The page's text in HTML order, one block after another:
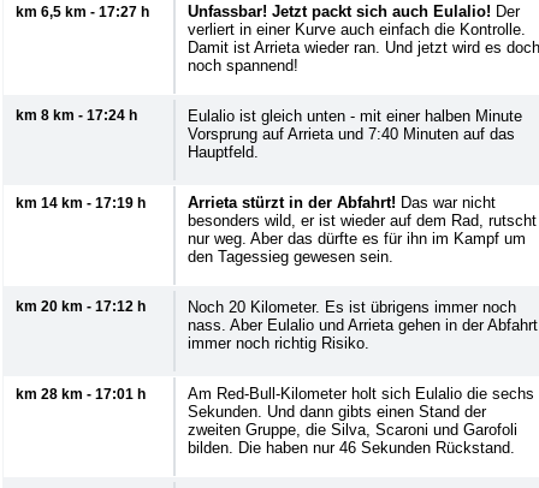
km 6,5 km - 17:27 h Unfassbar! Jetzt packt sich auch Eulalio! Der
verliert in einer Kurve auch einfach die Kontrolle.
Damit ist Arrieta wieder ran. Und jetzt wird es doch
noch spannend!
km 8 km - 17:24 h
Eulalio ist gleich unten - mit einer halben Minute
Vorsprung auf Arrieta und 7:40 Minuten auf das
Hauptfeld.
km 14 km - 17:19 h Arrieta stürzt in der Abfahrt! Das war nicht
besonders wild, er ist wieder auf dem Rad, rutscht
nur weg. Aber das dürfte es für ihn im Kampf um
den Tagessieg gewesen sein.
km 20 km - 17:12 h
Noch 20 Kilometer. Es ist übrigens immer noch
nass. Aber Eulalio und Arrieta gehen in der Abfahrt
immer noch richtig Risiko.
km 28 km - 17:01 h
Am Red-Bull-Kilometer holt sich Eulalio die sechs
Sekunden. Und dann gibts einen Stand der
zweiten Gruppe, die Silva, Scaroni und Garofoli
bilden. Die haben nur 46 Sekunden Rückstand.